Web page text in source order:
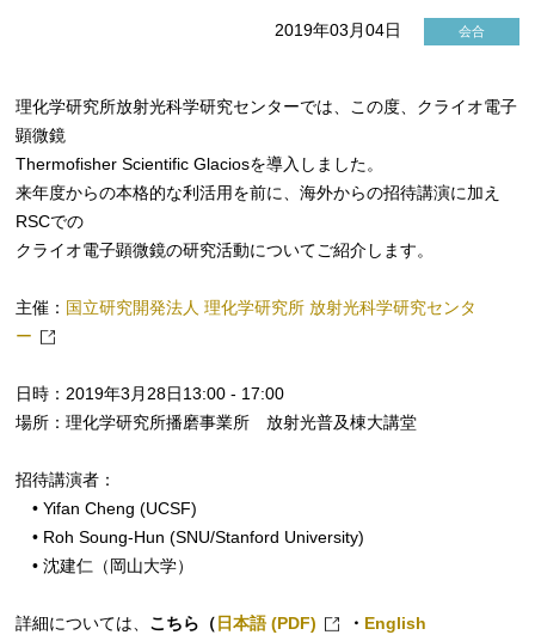
2019年03月04日 会合
理化学研究所放射光科学研究センターでは、この度、クライオ電子
顕微鏡
Thermofisher Scientific Glaciosを導入しました。
来年度からの本格的な利活用を前に、海外からの招待講演に加え
RSCでの
クライオ電子顕微鏡の研究活動についてご紹介します。
主催： 国立研究開発法人 理化学研究所 放射光科学研究センタ
ー
日時：2019年3月28日13:00 - 17:00
場所：理化学研究所播磨事業所 放射光普及棟大講堂
招待講演者：
• Yifan Cheng (UCSF)
• Roh Soung-Hun (SNU/Stanford University)
• 沈建仁（岡山大学）
詳細については、 こちら （ 日本語 (PDF) ・ English